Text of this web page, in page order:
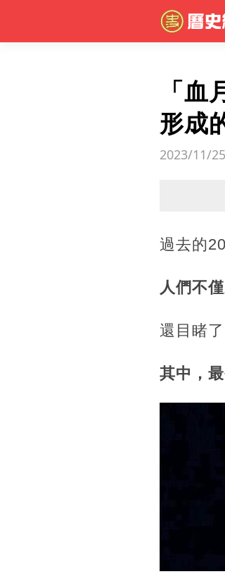
「
形成
2023/11/25
過去的
人們不
還目睹
其中，